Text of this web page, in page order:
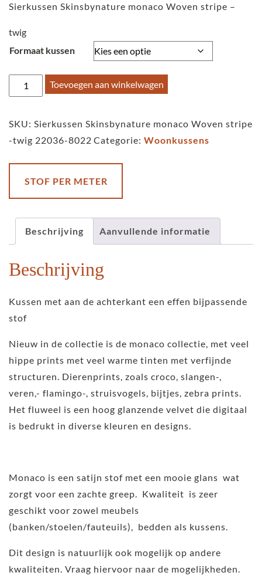
tot
Sierkussen Skinsbynature monaco Woven stripe –
twig
Formaat kussen
Sierkussen
Skinsbynature
stripe
-
earth
(kopie)
Toevoegen aan winkelwagen
SKU: Sierkussen Skinsbynature monaco Woven stripe
-twig 22036-8022 Categorie: Woonkussens
STOF PER METER
Beschrijving Aanvullende informatie
Beschrijving
Kussen met aan de achterkant een effen bijpassende
stof
Nieuw in de collectie is de monaco collectie, met veel
hippe prints met veel warme tinten met verfijnde
structuren. Dierenprints, zoals croco, slangen-,
veren,- flamingo-, struisvogels, bijtjes, zebra prints.
Het fluweel is een hoog glanzende velvet die digitaal
is bedrukt in diverse kleuren en designs.
Monaco is een satijn stof met een mooie glans wat
zorgt voor een zachte greep. Kwaliteit is zeer
geschikt voor zowel meubels
(banken/stoelen/fauteuils), bedden als kussens.
Dit design is natuurlijk ook mogelijk op andere
kwaliteiten. Vraag hiervoor naar de mogelijkheden.